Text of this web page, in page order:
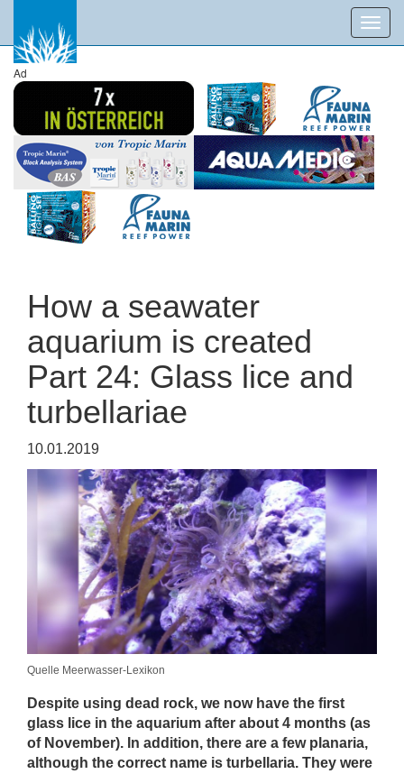
Ad
How a seawater
aquarium is created
Part 24: Glass lice and
turbellariae
10.01.2019
Quelle Meerwasser-Lexikon
Despite using dead rock, we now have the first
glass lice in the aquarium after about 4 months (as
of November). In addition, there are a few planaria,
although the correct name is turbellaria. They were